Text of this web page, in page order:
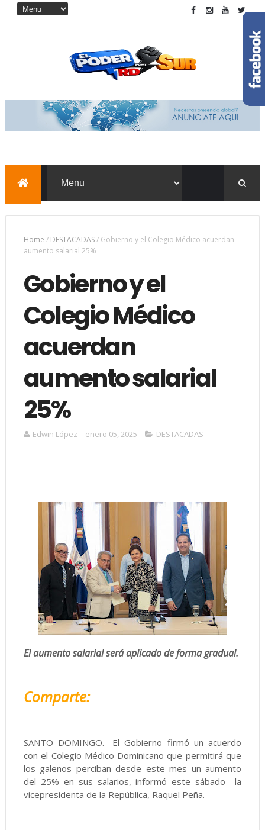
Home / DESTACADAS/ Gobierno y el Colegio Médico acuerdan
aumento salarial 25%
Gobierno y el
Colegio Médico
acuerdan
aumento salarial
25%
Edwin López enero 05, 2025 DESTACADAS
El aumento salarial será aplicado de forma gradual.
Comparte:
SANTO DOMINGO.- El Gobierno firmó un acuerdo
con el Colegio Médico Dominicano que permitirá que
los galenos perciban desde este mes un aumento
del 25% en sus salarios, informó este sábado la
vicepresidenta de la República, Raquel Peña.